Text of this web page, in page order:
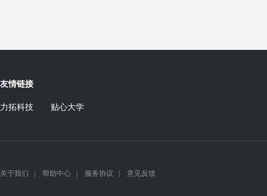
友情链接
力拓科技 贴心大学
关于我们 帮助中心 服务协议 意见反馈